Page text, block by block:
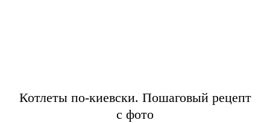
Котлеты по-киевски. Пошаговый рецепт
с фото